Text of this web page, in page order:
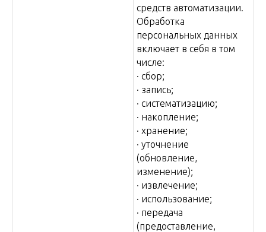
средств автоматизации.
Обработка
персональных данных
включает в себя в том
числе:
· сбор;
· запись;
· систематизацию;
· накопление;
· хранение;
· уточнение
(обновление,
изменение);
· извлечение;
· использование;
· передача
(предоставление,